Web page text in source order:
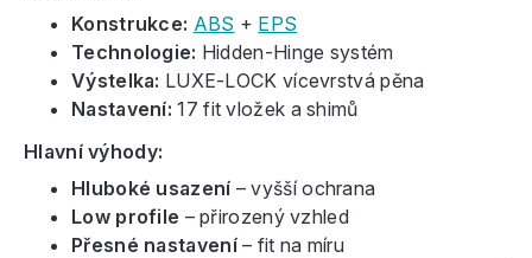
Konstrukce: ABS + EPS
Technologie: Hidden-Hinge systém
Výstelka: LUXE-LOCK vícevrstvá pěna
Nastavení: 17 fit vložek a shimů
Hlavní výhody:
Hluboké usazení – vyšší ochrana
Low profile – přirozený vzhled
Přesné nastavení– fit na míru